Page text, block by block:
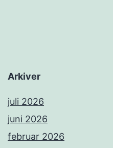
Arkiver
juli 2026
juni 2026
februar 2026